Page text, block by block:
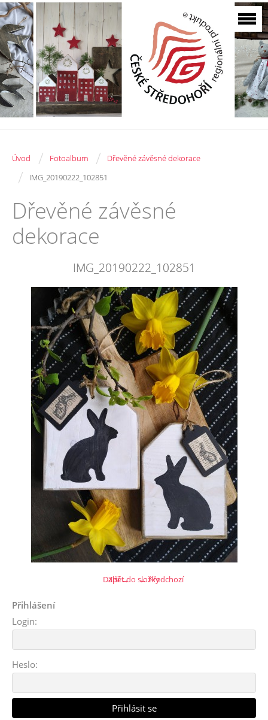
Úvod / Fotoalbum / Dřevěné závěsné dekorace
/ IMG_20190222_102851
Dřevěné závěsné
dekorace
IMG_20190222_102851
← Předchozí
Další →
Zpět do složky
Přihlášení
Login:
Heslo: